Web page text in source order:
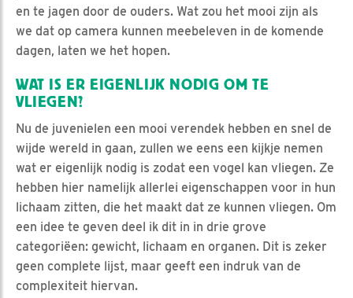
en te jagen door de ouders. Wat zou het mooi zijn als
we dat op camera kunnen meebeleven in de komende
dagen, laten we het hopen.
WAT IS ER EIGENLIJK NODIG OM TE
VLIEGEN?
Nu de juvenielen een mooi verendek hebben en snel de
wijde wereld in gaan, zullen we eens een kijkje nemen
wat er eigenlijk nodig is zodat een vogel kan vliegen. Ze
hebben hier namelijk allerlei eigenschappen voor in hun
lichaam zitten, die het maakt dat ze kunnen vliegen. Om
een idee te geven deel ik dit in in drie grove
categoriëen: gewicht, lichaam en organen. Dit is zeker
geen complete lijst, maar geeft een indruk van de
complexiteit hiervan.